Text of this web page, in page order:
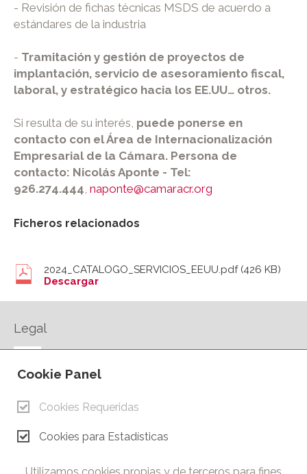
- Revisión de fichas técnicas MSDS de acuerdo a
estándares de la industria
- Tramitación y gestión de proyectos de
implantación, servicio de asesoramiento fiscal,
laboral, y estratégico hacia los EE.UU… otros.
Si resulta de su interés, puede ponerse en
contacto con el Área de Internacionalización
Empresarial de la Cámara. Persona de
contacto: Nicolás Aponte - Tel:
926.274.444 naponte@camaracr.org
Ficheros relacionados
2024_CATALOGO_SERVICIOS_EEUU.pdf (426 KB)
Descargar
Legal
AVISO LEGAL
CONTACTO
Cámara de Comercio e Industria de Ciudad Real. Todos los
Cookie Panel
Cookies Requeridas
Cookies para Estadísticas